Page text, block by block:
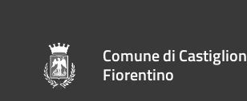
Comune di Castiglion
Fiorentino